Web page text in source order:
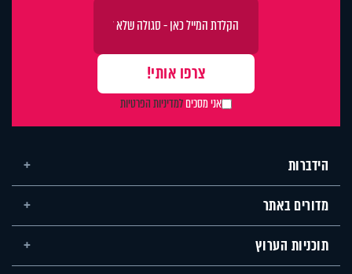
אני מסכיםלמדיניות הפרטיות
הידברות
מדורים באתר
תוכניות הערוץ